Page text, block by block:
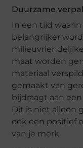
Duurzame
In een tijd
belangrijker
maat worden
materiaal
gemaakt van
bijdraagt aan
Dit is niet alleen
ook een positief
van je merk.